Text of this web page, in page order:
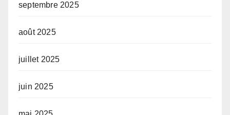
septembre 2025
août 2025
juillet 2025
juin 2025